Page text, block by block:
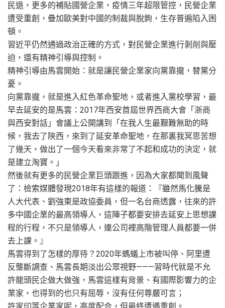
民退，更多的補貼國營企業，疫情三年超限管控，民營企業
遭受重創，疊加歐美對中國的制裁與脫鉤，生存普遍陷入困
頓。
習近平仍然通過政治正確的方式，對民營企業進行剝削與壓
迫，還有精神引導與控制。
精神引導由馬雲開始：就是讓民營企業家向黨靠攏，替黨分
憂。
向黨靠攏，就是進入紅色革命聖地，或者進入黨校學習，最
早去延安的是馬雲：2017年西安首屆世界西商大會「浙商
與西安對話」會議上公開講到「在我人生最艱難無助的時
候，我去了陜西，來到了延安革命聖地，在那裏我冥思苦想
了幾天，做出了一個今天看來非常了不起和成功的決定，就
是建立淘寶。」
然後就有更多的民營企業巨頭跟進，因為大家都聞到風聲
了：檢索媒體發現2018年有這樣的報道：『雖然馬化騰是
人大代表、劉強東是政協委員，但一名台商透露，往來的許
多中國企業的最高領導人，這陣子都要安排去延安上思想課
程的行程，不只是領導人，連公司裡高階管理人員都要一併
去上課。』
馬雲得到了怎樣的厚待？2020年螞蟻上市被叫停、阿里遭
反壟斷調查、馬雲長期淡出公眾視野———習時代就是不允
許龍頭民企做大做強，馬雲這樣有背景、有國際影響力的企
業家，也得到的也只有屈辱，沒有任何尊嚴可言；